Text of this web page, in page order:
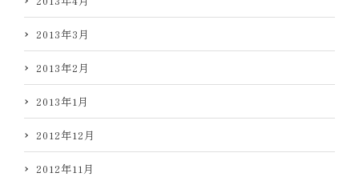
2013年3月
2013年2月
2013年1月
2012年12月
2012年11月